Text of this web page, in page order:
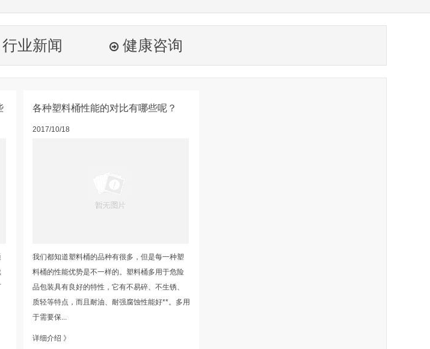
业新闻 健康咨询
各种塑料桶性能的对比有哪些呢？
2017/10/18
我们都知道塑料桶的品种有很多，但是每一种塑
料桶的性能优势是不一样的。塑料桶多用于危险
品包装具有良好的特性，它有不易碎、不生锈、
质轻等特点，而且耐油、耐强腐蚀性能好**。多用
于需要保...
详细介绍 》